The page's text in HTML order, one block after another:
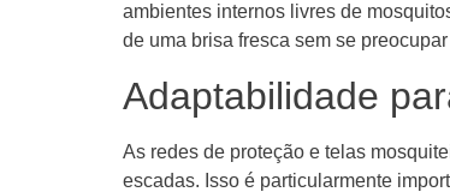
ambientes internos livres de
de uma brisa fresca sem se
Adaptabilidade
As redes de proteção e telas
escadas. Isso é particularmente